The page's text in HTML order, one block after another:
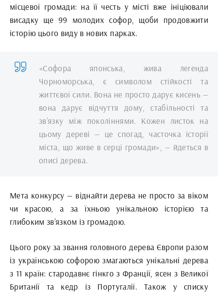
місцевої громади: на її честь у місті вже ініціювали
висадку ще 99 молодих софор, щоби продовжити
історію цього виду в нових парках.
«Софора японська, жива легенда
Чорноморська, є символом стійкості та
життєвої сили. Вона не просто дарує кисень —
вона дарує відчуття дому, стабільності та
зв’язку між поколіннями. Кожен листок на
цьому дереві — це спогад, часточка історії
міста, що живе в серці громади», — йдеться в
описі дерева.
Мета конкурсу — віднайти дерева не просто за віком
чи красою, а за їхньою унікальною історією та
глибоким зв’язком із громадою.
Цього року за звання головного дерева Європи разом
із українською софорою змагаються унікальні дерева
з 11 країн: стародавнє гінкго з Франції, ясен з Великої
Британії та кедр із Португалії. Також у списку